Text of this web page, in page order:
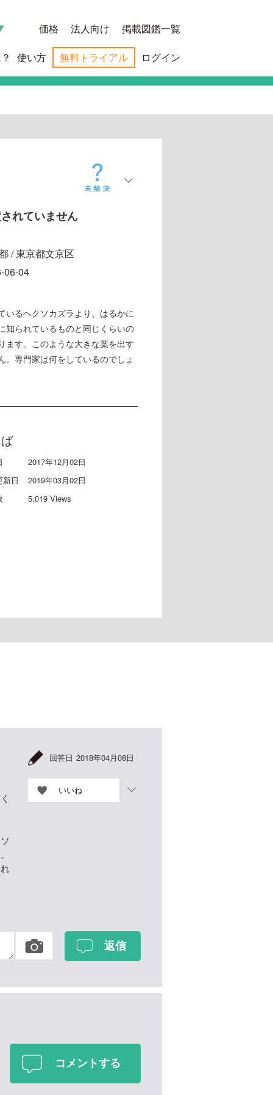
価格 法人向け 掲載図鑑一覧
使い方 無料トライアル ログイン
れていません
/ 東京都文京区
06-04
いるヘクソカズラより、はるかに
知られているものと同じくらいの
ます。このような大きな葉を出す
。専門家は何をしているのでしょ
2017年12月02日
新日
2019年03月02日
5,019 Views
回答日 2018年04月08日
いいね